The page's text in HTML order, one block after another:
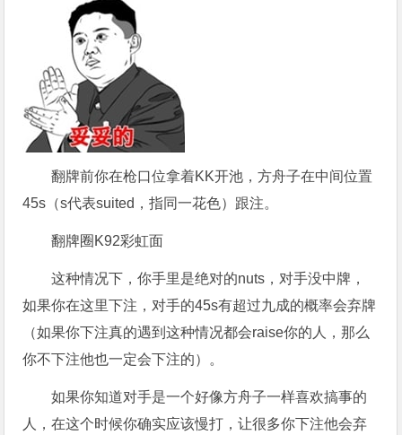
翻牌前你在枪口位拿着KK开池，方舟子在中间位置
45s（s代表suited，指同一花色）跟注。
翻牌圈K92彩虹面
这种情况下，你手里是绝对的nuts，对手没中牌，
如果你在这里下注，对手的45s有超过九成的概率会弃牌
（如果你下注真的遇到这种情况都会raise你的人，那么
你不下注他也一定会下注的）。
如果你知道对手是一个好像方舟子一样喜欢搞事的
人，在这个时候你确实应该慢打，让很多你下注他会弃